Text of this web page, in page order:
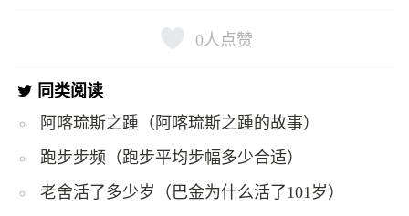
0人点赞
同类阅读
阿喀琉斯之踵（阿喀琉斯之踵的故事）
跑步步频（跑步平均步幅多少合适）
老舍活了多少岁（巴金为什么活了101岁）